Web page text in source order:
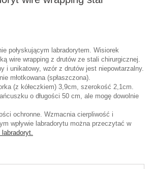
połyskującym labradorytem. Wisiorek
wire wrapping z drutów ze stali chirurgicznej.
i unikatowy, wzór z drutów jest niepowtarzalny.
młotkowana (spłaszczona).
(z kółeczkiem) 3,9cm, szerokość 2,1cm.
o długości 50 cm, ale mogę dowolnie
ochronne. Wzmacnia cierpliwość i
wpływie labradorytu można przeczytać w